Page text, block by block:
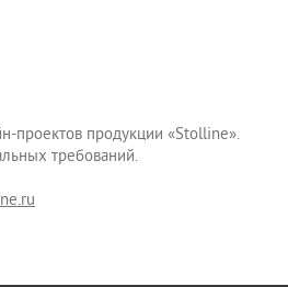
проектов продукции «Stolline».
требований.